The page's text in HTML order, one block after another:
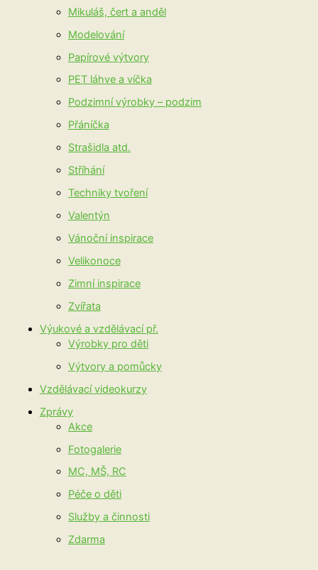
Mikuláš, čert a anděl
Modelování
Papírové výtvory
PET láhve a víčka
Podzimní výrobky – podzim
Přáníčka
Strašidla atd.
Stříhání
Techniky tvoření
Valentýn
Vánoční inspirace
Velikonoce
Zimní inspirace
Zvířata
Výukové a vzdělávací př.
Výrobky pro děti
Výtvory a pomůcky
Vzdělávací videokurzy
Zprávy
Akce
Fotogalerie
MC, MŠ, RC
Péče o děti
Služby a činnosti
Zdarma